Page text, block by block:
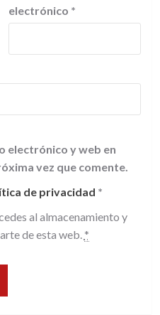
electrónico *
electrónico y web en
vez que comente.
de privacidad *
al almacenamiento y
de esta web. *